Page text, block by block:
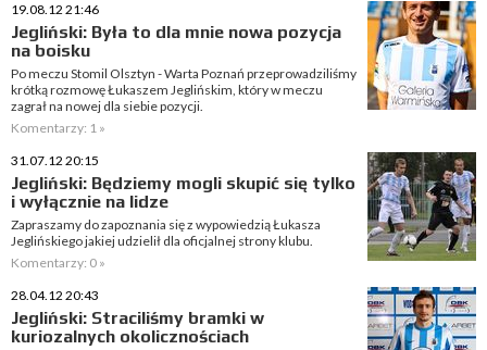
19.08.12 21:46
Jegliński: Była to dla mnie nowa pozycja
na boisku
Po meczu Stomil Olsztyn - Warta Poznań przeprowadziliśmy
krótką rozmowę Łukaszem Jeglińskim, który w meczu
zagrał na nowej dla siebie pozycji.
Komentarzy: 1 »
31.07.12 20:15
Jegliński: Będziemy mogli skupić się tylko
i wyłącznie na lidze
Zapraszamy do zapoznania się z wypowiedzią Łukasza
Jeglińskiego jakiej udzielił dla oficjalnej strony klubu.
Komentarzy: 0 »
28.04.12 20:43
Jegliński: Straciliśmy bramki w
kuriozalnych okolicznościach